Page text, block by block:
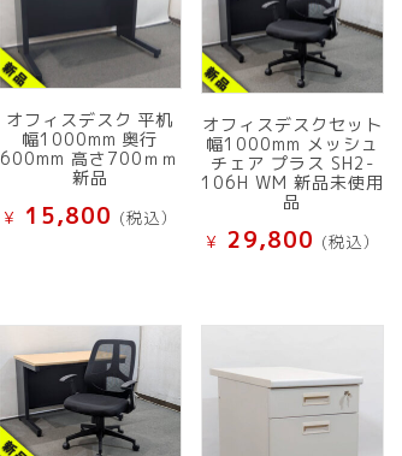
オフィスデスク 平机
幅1000mm 奥行
600mm 高さ700ｍｍ
新品
¥ 15,800 (税込）
オフィスデスクセット
幅1000mm メッシュ
チェア プラス SH2-
106H WM 新品未使用
品
¥ 29,800 (税込）